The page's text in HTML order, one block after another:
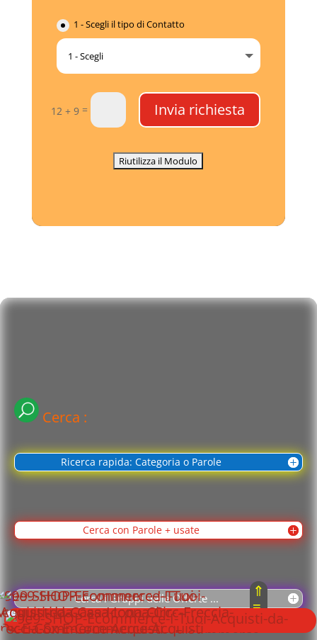
1 - Scegli il tipo di Contatto
12 + 9 = Invia richiesta
Cerca :
Ricerca rapida: Categoria o Parole
Cerca con Parole + usate
Cerca i Gruppi delle Offerte ...
⇑
≡
⇓